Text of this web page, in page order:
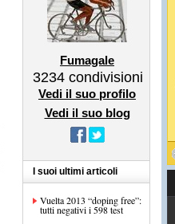
Fumagale
3234 condivisioni
Vedi il suo profilo
Vedi il suo blog
I suoi ultimi articoli
Vuelta 2013 “doping free”:
tutti negativi i 598 test